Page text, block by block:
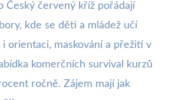
Český červený kříž pořádají
kde se děti a mládež učí
orientaci, maskování a přežití v
komerčních survival kurzů
ročně. Zájem mají jak